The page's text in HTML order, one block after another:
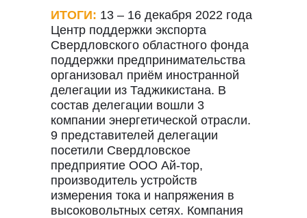
ИТОГИ: 13 – 16 декабря 2022 года
Центр поддержки экспорта
Свердловского областного фонда
поддержки предпринимательства
организовал приём иностранной
делегации из Таджикистана. В
состав делегации вошли 3
компании энергетической отрасли.
9 представителей делегации
посетили Свердловское
предприятие ООО Ай-тор,
производитель устройств
измерения тока и напряжения в
высоковольтных сетях. Компания